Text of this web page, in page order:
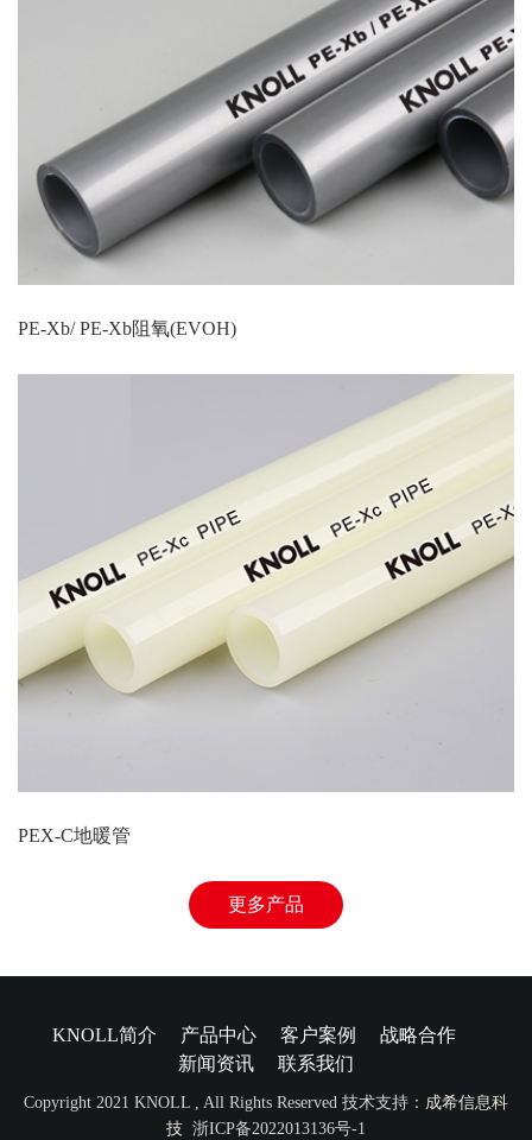
PE-Xb/ PE-Xb阻氧(EVOH)
PEX-C地暖管
更多产品
KNOLL简介 产品中心 客户案例
战略合作
新闻资讯
联系我们
Copyright 2021 KNOLL , All Rights Reserved 技术支持： 成希信息科
技 浙ICP备2022013136号-1